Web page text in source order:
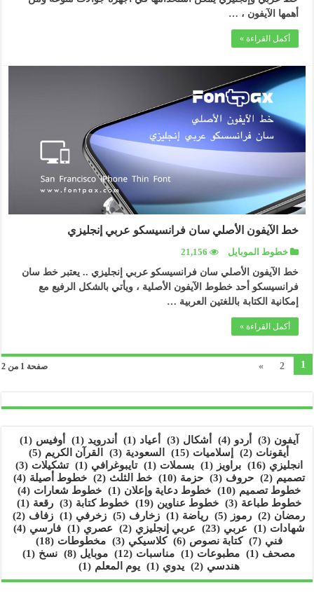
أهمها الآيفون ، …
أكمل القراءة »
خط الآيفون الأصلي سان فرانسيسكو عربي إنجليزي
خطوط الموبايل
21,156
خط الآيفون الأصلي سان فرانسيسكو عربي إنجليزي .. يعتبر خط سان
فرانسيسكو أحد خطوط الآيفون الأصلية ، ويأتي بالشكل الرفيع مع
إمكانية الكتابة باللغتين العربية …
أكمل القراءة »
صفحة 1 من 2 1
2
»
آيفون (3) أردو (4) أشكال (3) أعياد (1) أندرويد (1) أوفيس (1)
أيقونات (2) إسلاميات (15) السعودية (3) القرآن الكريم (5)
انجليزي (16) براويز (1) بسملات (1) تايبوغرافي (1) تشكيلات (3)
تصميم (2) حروف (3) حزمة (10) خط الثلث (2) خطوط أصيلة (4)
خطوط تصميم (10) خطوط دعاية وإعلان (1) خطوط شعارات (4)
خطوط طباعة (3) خطوط عناوين (19) خطوط كتابة (3) رقعة (1)
رمضان (2) رموز (5) رياضة (1) زخارف (5) زخرفي (1) زفاف (2)
شهادات (1) عربي (23) عربي إنجليزي (2) عصري (1) فارسي (4)
فني (7) كتابة نصوص (6) كلاسيكي (3) مخطوطات (18)
مصحف (1) مطبوعات (1) مناسبات (12) موبايل (8) نسخ (1)
هندسي (2) يدوي (1) يوم المعلم (1)